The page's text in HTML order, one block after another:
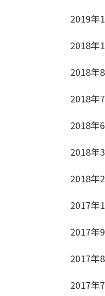
2019年
2018年
2018年
2018年
2018年
2018年
2018年
2017年
2017年
2017年
2017年